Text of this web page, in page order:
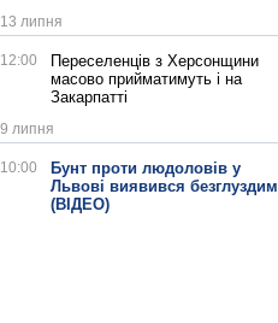
13 липня
12:00
Переселенців з Херсонщини
масово прийматимуть і на
Закарпатті
9 липня
10:00
Бунт проти людоловів у
Львові виявився безглуздим
(ВІДЕО)